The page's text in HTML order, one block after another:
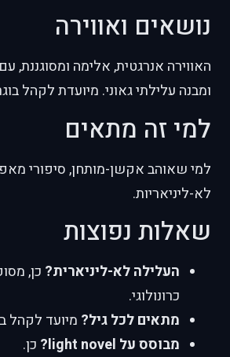
נושאים ואווירה
האווירה אנרגטית, אלימה ומסוגננת,
ומבנה עלילתי גאוני. מיועדת לקהל
למי זה מתאים
למי שאוהב אקשן-מותחן, סיפורי
לא-ליניאריות.
שאלות נפוצות
העלילה לא-ליניארית? כן,
כרונולוגי.
מתאים לכל גיל? מיועד לקהל
מבוסס על light novel?
כן.